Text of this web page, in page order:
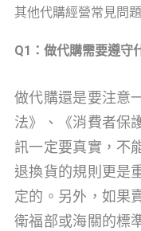
其他代購經營常見問
Q1：做代購需要遵守
做代購還是要注意
法》、《消費者保
訊一定要真實，不
退換貨的規則更是
定的。另外，如果
衛福部或海關的標